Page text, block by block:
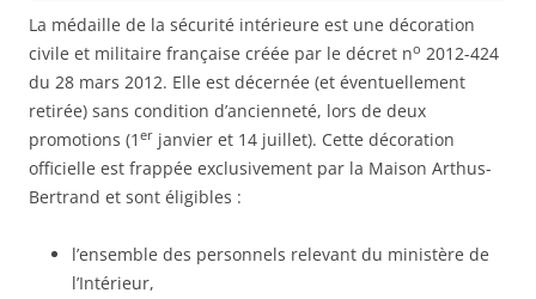
La médaille de la sécurité intérieure est une décoration
civile et militaire française créée par le décret no 2012-424
du 28 mars 2012. Elle est décernée (et éventuellement
retirée) sans condition d’ancienneté, lors de deux
promotions (1 er janvier et 14 juillet). Cette décoration
officielle est frappée exclusivement par la Maison Arthus-
Bertrand et sont éligibles :
l’ensemble des personnels relevant du ministère de
l’Intérieur,